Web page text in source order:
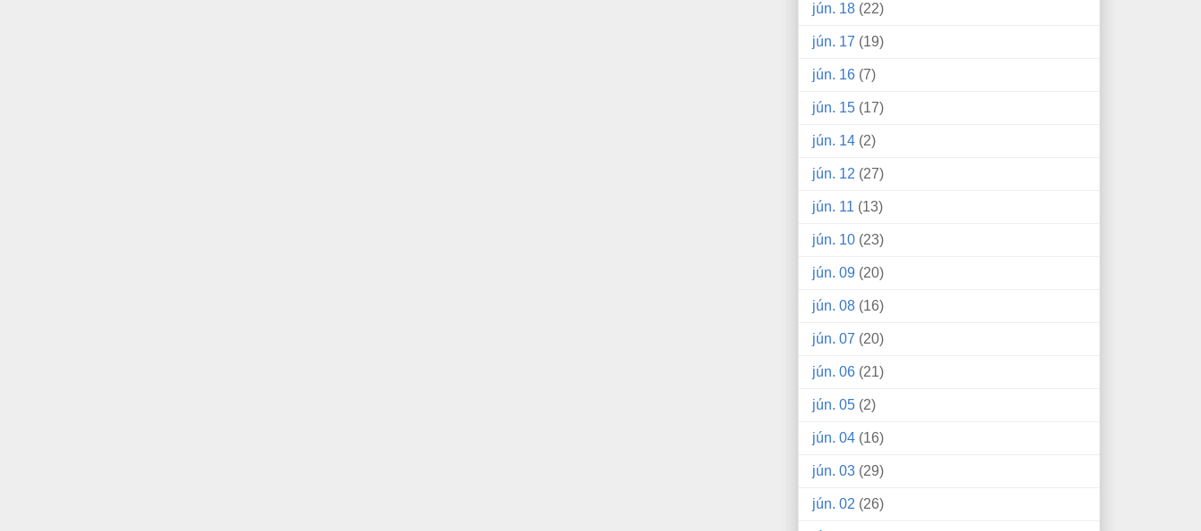
jún. 18 (22)
jún. 17 (19)
jún. 16 (7)
jún. 15 (17)
jún. 14 (2)
jún. 12 (27)
jún. 11 (13)
jún. 10 (23)
jún. 09 (20)
jún. 08 (16)
jún. 07 (20)
jún. 06 (21)
jún. 05 (2)
jún. 04 (16)
jún. 03 (29)
jún. 02 (26)